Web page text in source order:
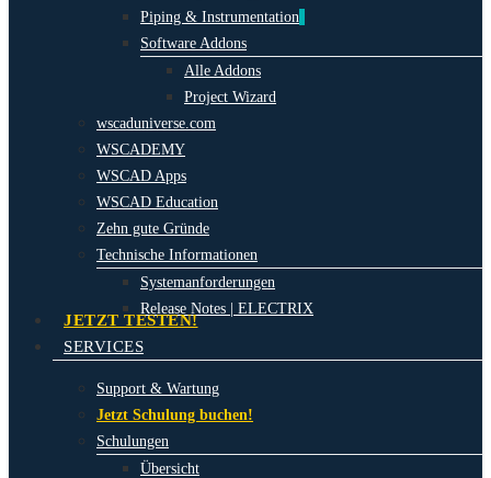
Piping & Instrumentation
Software Addons
Alle Addons
Project Wizard
wscaduniverse.com
WSCADEMY
WSCAD Apps
WSCAD Education
Zehn gute Gründe
Technische Informationen
Systemanforderungen
Release Notes | ELECTRIX
JETZT TESTEN!
SERVICES
Support & Wartung
Jetzt Schulung buchen!
Schulungen
Übersicht